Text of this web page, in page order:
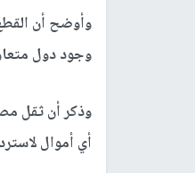
وأوضح أن
وجود دول
وذكر أن ثقل
أي أموال